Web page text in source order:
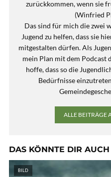
zurückkommen, wenn sie
(Winfried
Das sind für mich die zwei
Jugend zu helfen, dass sie
mitgestalten dürfen. Als
mein Plan mit dem Podcast
hoffe, dass so die
Bedürfnisse
ALLE BEITRÄGE
DAS KÖNNTE DIR
BILD